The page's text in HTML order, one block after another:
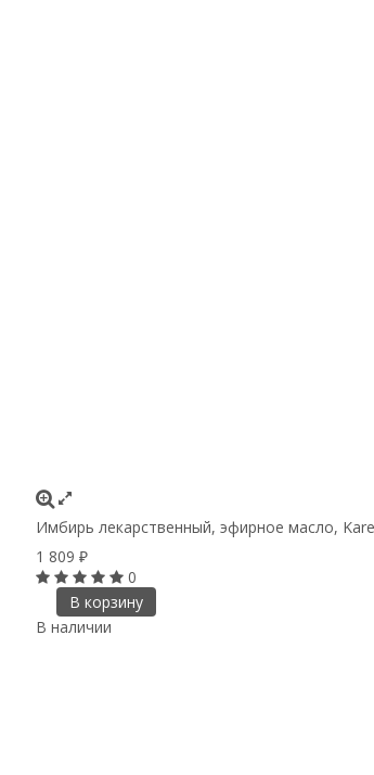
Имбирь лекарственный, эфирное масло,
1 809 ₽
0
В корзину
В наличии